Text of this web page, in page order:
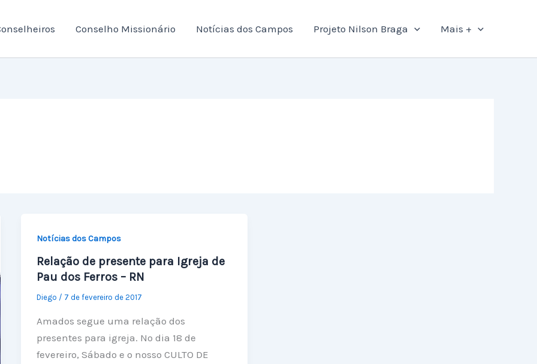
Conselho Missionário Notícias dos Campos Projeto Nilson Braga Mais +
Notícias dos Campos
Relação de presente para Igreja de
Pau dos Ferros – RN
Diego / 7 de fevereiro de 2017
Amados segue uma relação dos
presentes para igreja. No dia 18 de
fevereiro, Sábado e o nosso CULTO DE